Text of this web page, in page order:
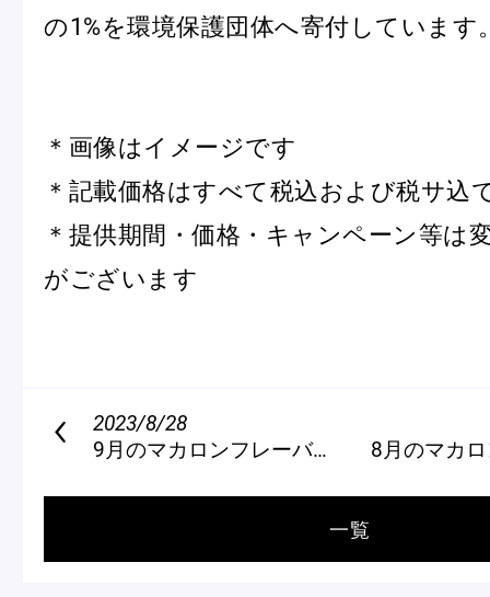
の1%を環境保護団体へ寄付しています
＊画像はイメージです
＊記載価格はすべて税込および税サ込
＊提供期間・価格・キャンペーン等は
がございます
2023/8/28
9月のマカロンフレーバー
8月のマカロ
一覧